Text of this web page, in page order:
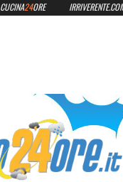
CUCINA24ORE